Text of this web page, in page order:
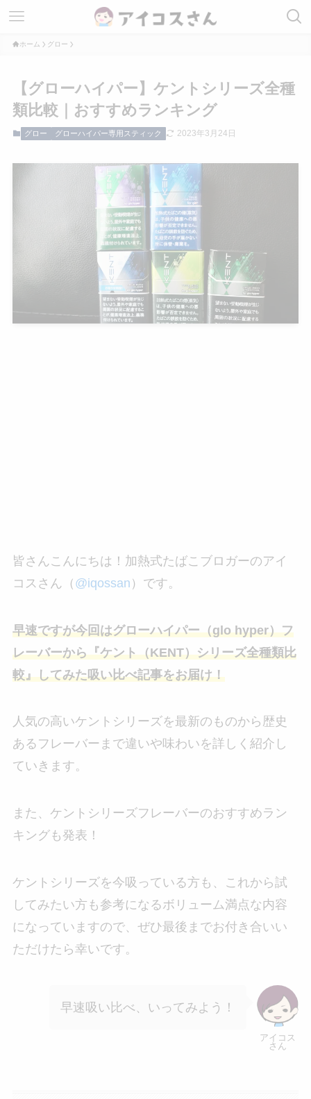
ホーム グロー
【グローハイパー】ケントシリーズ全種
類比較｜おすすめランキング
グロー グローハイパー専用スティック 2023年3月24日
皆さんこんにちは！加熱式たばこブロガーのアイ
コスさん（ @iqossan ）です。
早速ですが今回はグローハイパー（glo hyper）フ
レーバーから『ケント（KENT）シリーズ全種類比
較』してみた吸い比べ記事をお届け！
人気の高いケントシリーズを最新のものから歴史
あるフレーバーまで違いや味わいを詳しく紹介し
ていきます。
また、ケントシリーズフレーバーのおすすめラン
キングも発表！
ケントシリーズを今吸っている方も、これから試
してみたい方も参考になるボリューム満点な内容
になっていますので、ぜひ最後までお付き合いい
ただけたら幸いです。
アイコス
さん
早速吸い比べ、いってみよう！